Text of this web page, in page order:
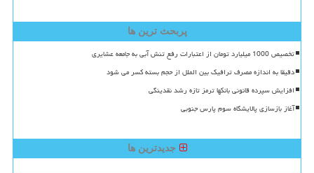
پربحث ترین ها
تخصیص 1000 میلیارد تومان از اعتبارات رفع تنش آبی به جامعه عشایری
دقیقا به اندازه مصرف ترافیک بین الملل از حجم بسته کسر می شود
افزایش سپرده قانونی بانکها ترمز تازه رشد نقدینگی
آغاز بازسازی پالایشگاه سوم پارس جنوبی
جدیدترین ها